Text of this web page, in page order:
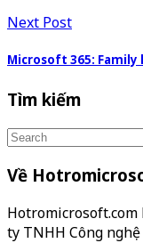
Next Post
Microsoft 365: Family
Tìm kiếm
Về
ty TNHH Công